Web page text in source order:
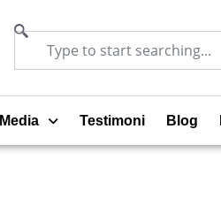
Media Testimoni Blog